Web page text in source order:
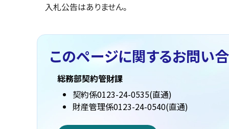
入札公告はありません。
このページに関するお問い
総務部契約管財課
契約係0123-24-0535(直通)
財産管理係0123-24-0540(直通)